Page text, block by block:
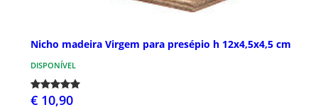
Nicho madeira Virgem para presépio h 12x4,5x4,5 cm
DISPONÍVEL
€ 10,90